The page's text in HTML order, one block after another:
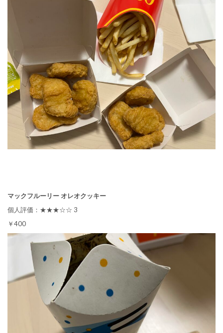
マックフルーリー オレオクッキー
個人評価：★★★☆☆ 3
￥400